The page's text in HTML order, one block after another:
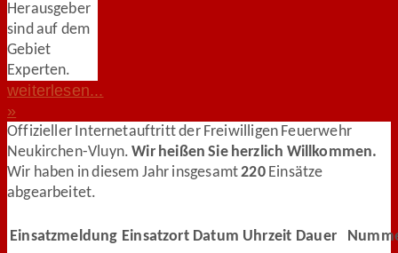
Herausgeber
sind auf dem
Gebiet
Experten.
weiterlesen...
»
Offizieller Internetauftritt der Freiwilligen Feuerwehr
Neukirchen-Vluyn.Wir heißen Sie herzlich Willkommen.
Wir haben in diesem Jahr insgesamt220 Einsätze
abgearbeitet.
Einsatzmeldung Einsatzort Datum Uhrzeit Dauer